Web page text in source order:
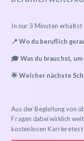
Details
Search
In nur 3 Minuten erhältst
📍 Wo du beruflich
🎓 Was du brauchst,
🌟 Welcher nächste
Aus der Begleitung von
Fragen dabei wirklich
kostenlosen Karrieretest